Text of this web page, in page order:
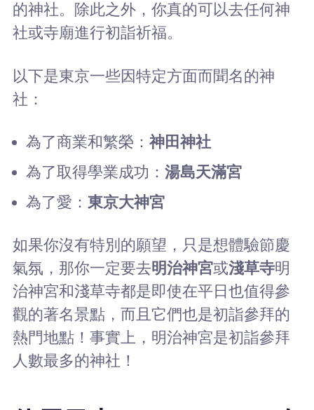
的神社。除此之外，你真的可以去任何神
社或寺廟進行初詣祈福。
以下是東京一些因特定方面而聞名的神
社：
為了商業和繁榮：神田神社
為了取得學業成功：湯島天滿宮
為了愛： 東京大神宮
如果你沒有特別的願望，只是想體驗節慶
氣氛，那你一定要去明治神宮或淺草寺明
治神宮和淺草寺都是即使在平日也值得參
觀的著名景點，而且它們也是初詣參拜的
熱門地點！事實上，明治神宮是初詣參拜
人數最多的神社！